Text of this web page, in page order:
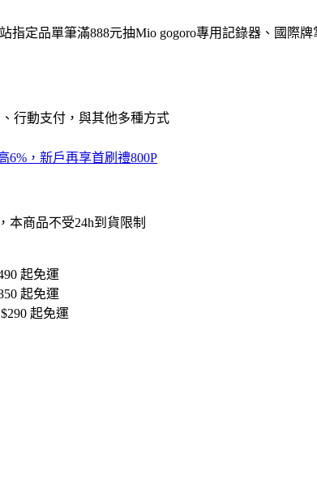
站指定品單筆滿888元抽Mio gogoro專用記錄器、國際
行動支付，與其他多種方式
6%，新戶再享首刷禮800P
本商品不受24h到貨限制
起免運
起免運
起免運